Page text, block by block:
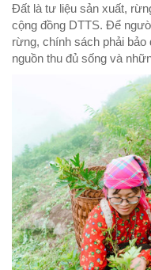
Đất là tư liệu sản xuất,
cộng đồng DTTS. Để
rừng, chính sách phải bảo
nguồn thu đủ sống và